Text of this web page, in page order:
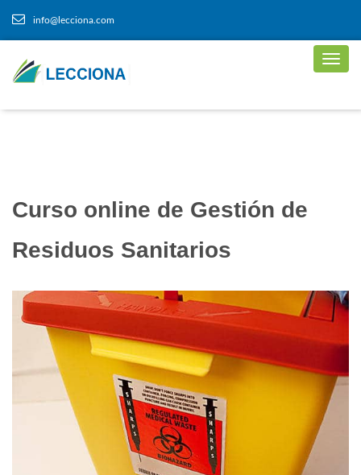
info@lecciona.com
Curso online de Gestión de
Residuos Sanitarios